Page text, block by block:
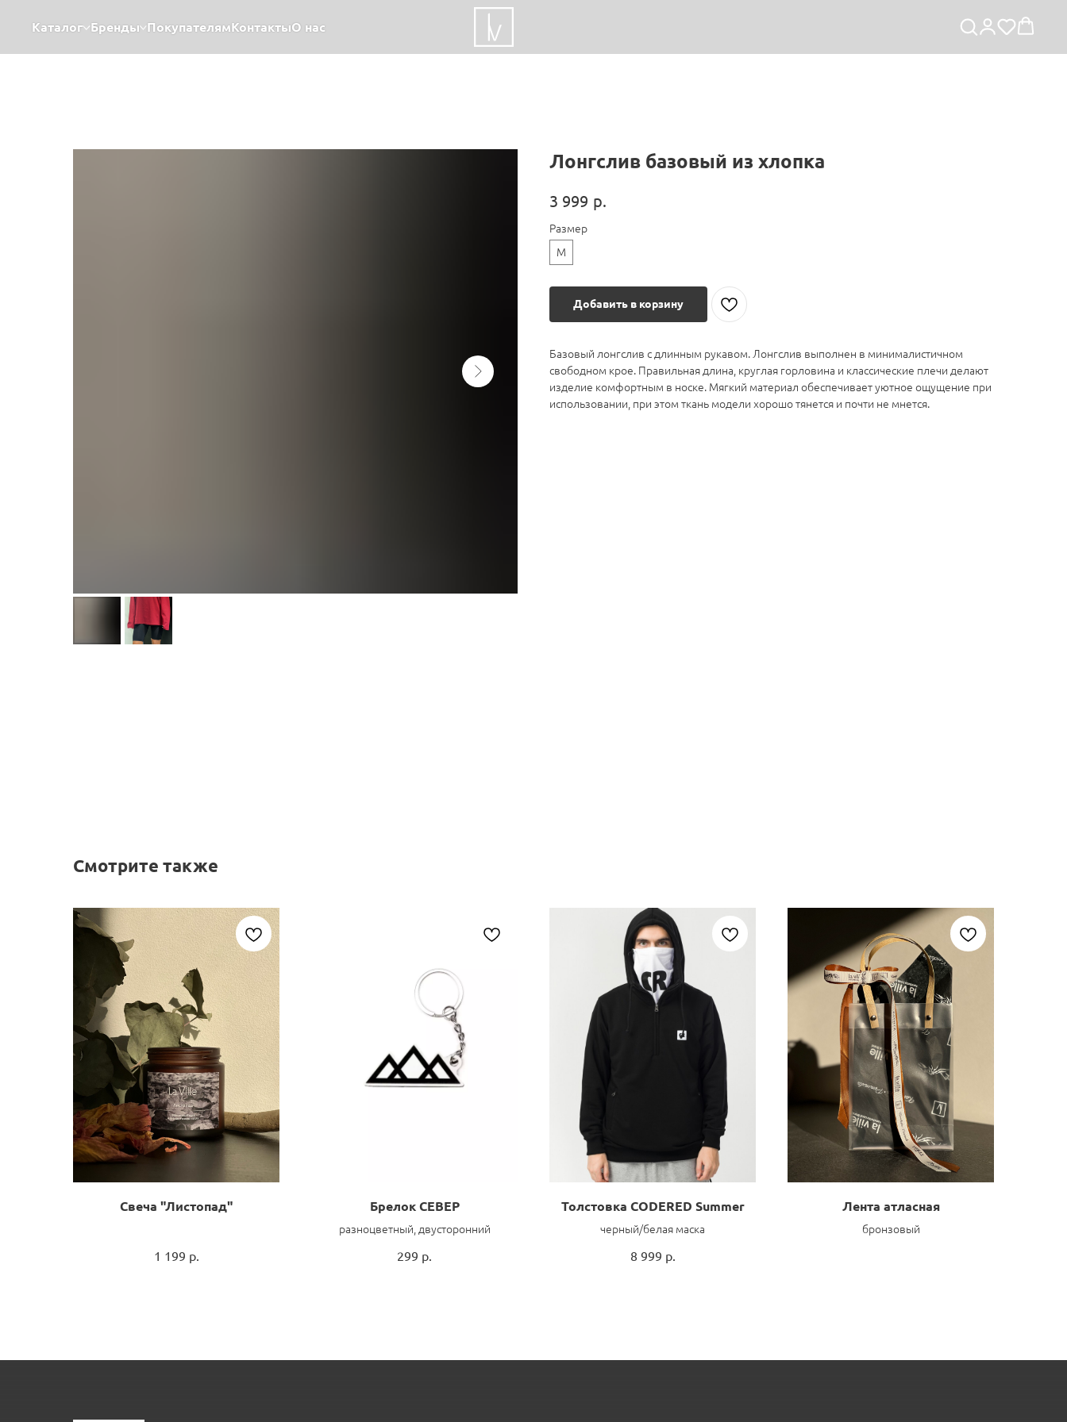
Каталог Бренды ПокупателямКонтактыО нас
Лонгслив базовый из хлопка
3 999 р.
Размер
M
Добавить в корзину
Базовый лонгслив с длинным рукавом. Лонгслив выполнен в минималистичном
свободном крое. Правильная длина, круглая горловина и классические плечи делают
изделие комфортным в носке. Мягкий материал обеспечивает уютное ощущение при
использовании, при этом ткань модели хорошо тянется и почти не мнется.
Смотрите также
Свеча "Листопад"
1 199 р.
Брелок СЕВЕР
разноцветный, двусторонний
299 р.
Толстовка CODERED Summer
черный/белая маска
8 999 р.
Лента атласная
бронзовый